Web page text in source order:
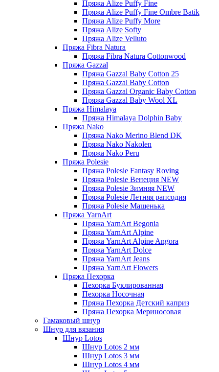
Пряжа Alize Puffy Fine
Пряжа Alize Puffy Fine Ombre Batik
Пряжа Alize Puffy More
Пряжа Alize Softy
Пряжа Alize Velluto
Пряжа Fibra Natura
Пряжа Fibra Natura Cottonwood
Пряжа Gazzal
Пряжа Gazzal Baby Cotton 25
Пряжа Gazzal Baby Cotton
Пряжа Gazzal Organic Baby Cotton
Пряжа Gazzal Baby Wool XL
Пряжа Himalaya
Пряжа Himalaya Dolphin Baby
Пряжа Nako
Пряжа Nako Merino Blend DK
Пряжа Nako Nakolen
Пряжа Nako Peru
Пряжа Polesie
Пряжа Polesie Fantasy Roving
Пряжа Polesie Венеция NEW
Пряжа Polesie Зимняя NEW
Пряжа Polesie Летняя рапсодия
Пряжа Polesie Машенька
Пряжа YarnArt
Пряжа YarnArt Begonia
Пряжа YarnArt Alpine
Пряжа YarnArt Alpine Angora
Пряжа YarnArt Dolce
Пряжа YarnArt Jeans
Пряжа YarnArt Flowers
Пряжа Пехорка
Пехорка Буклированная
Пехорка Носочная
Пряжа Пехорка Детский каприз
Пряжа Пехорка Мериносовая
Гамаковый шнур
Шнур для вязания
Шнур Lotos
Шнур Lotos 2 мм
Шнур Lotos 3 мм
Шнур Lotos 4 мм